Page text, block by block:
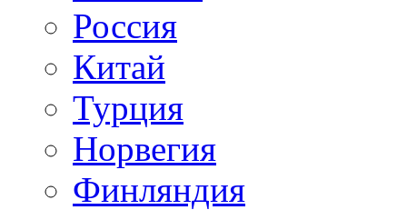
Россия
Китай
Турция
Норвегия
Финляндия